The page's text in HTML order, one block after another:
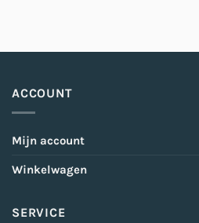
ACCOUNT
Mijn account
Winkelwagen
SERVICE